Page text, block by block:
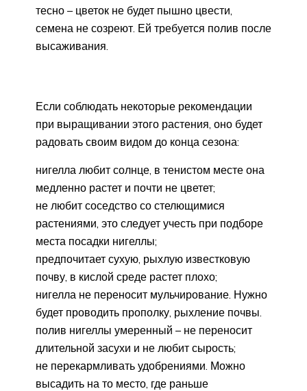
тесно – цветок не будет пышно цвести,
семена не созреют. Ей требуется полив после
высаживания.
Если соблюдать некоторые рекомендации
при выращивании этого растения, оно будет
радовать своим видом до конца сезона:
нигелла любит солнце, в тенистом месте она
медленно растет и почти не цветет;
не любит соседство со стелющимися
растениями, это следует учесть при подборе
места посадки нигеллы;
предпочитает сухую, рыхлую известковую
почву, в кислой среде растет плохо;
нигелла не переносит мульчирование. Нужно
будет проводить прополку, рыхление почвы.
полив нигеллы умеренный – не переносит
длительной засухи и не любит сырость;
не перекармливать удобрениями. Можно
высадить на то место, где раньше